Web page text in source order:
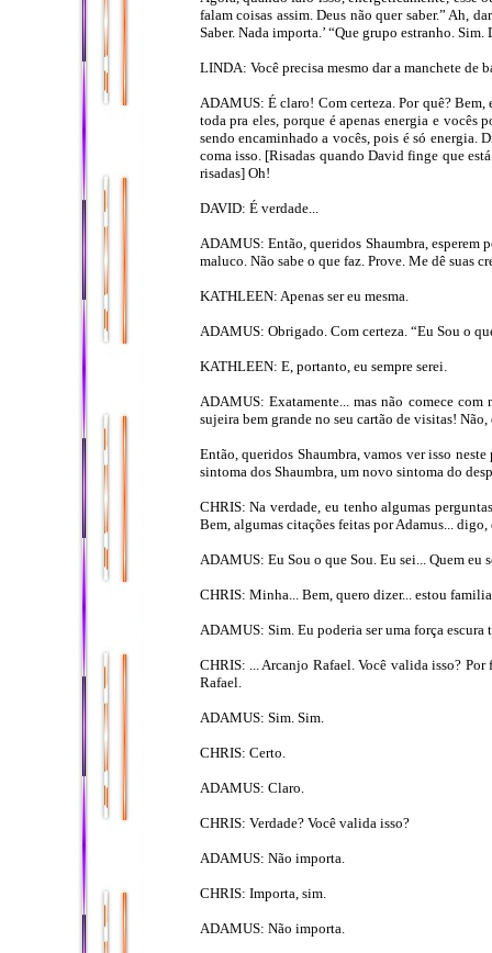
falam coisas assim. Deus não quer saber.” Ah,
Saber. Nada importa.’ “Que grupo estranho.
LINDA: Você precisa mesmo dar a manchete de
ADAMUS: É claro! Com certeza. Por quê? Bem,
toda pra eles, porque é apenas energia e vocês
sendo encaminhado a vocês, pois é só energia.
coma isso. [Risadas quando David finge que
risadas] Oh!
DAVID: É verdade...
ADAMUS: Então, queridos Shaumbra, esperem
maluco. Não sabe o que faz. Prove. Me dê suas
KATHLEEN: Apenas ser eu mesma.
ADAMUS: Obrigado. Com certeza. “Eu Sou o
KATHLEEN: E, portanto, eu sempre serei.
ADAMUS: Exatamente... mas não comece
sujeira bem grande no seu cartão de visitas!
Então, queridos Shaumbra, vamos ver isso
sintoma dos Shaumbra, um novo sintoma do
CHRIS: Na verdade, eu tenho algumas
Bem, algumas citações feitas por Adamus...
ADAMUS: Eu Sou o que Sou. Eu sei... Quem eu
CHRIS: Minha... Bem, quero dizer... estou
ADAMUS: Sim. Eu poderia ser uma força escura
CHRIS: ... Arcanjo Rafael. Você valida isso?
Rafael.
ADAMUS: Sim. Sim.
CHRIS: Certo.
ADAMUS: Claro.
CHRIS: Verdade? Você valida isso?
ADAMUS: Não importa.
CHRIS: Importa, sim.
ADAMUS: Não importa.